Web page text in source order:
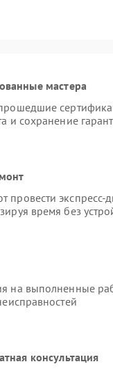
мастера
и сохранение
экспресс-
время без
на выполненные
консультация